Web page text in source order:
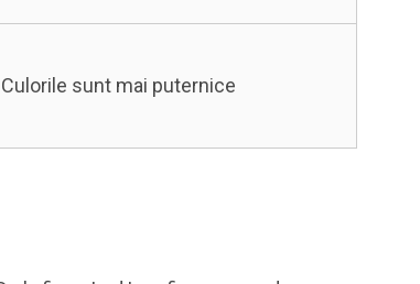
Culorile sunt mai puternice